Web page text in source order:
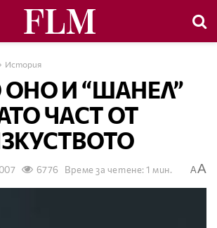
История
И “ШАНЕЛ”
ЧАСТ ОТ
6776 Време за четене: 1 мин. AA